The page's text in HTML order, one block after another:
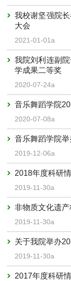
我校谢坚强院
大会
2021-01-01a
我院刘利连副
学成果二等奖
2020-07-24a
音乐舞蹈学院
2020-07-08a
音乐舞蹈学院
2019-12-06a
2018年度科研
2019-11-30a
非物质文化遗
2019-11-30a
关于我院举办
2019-11-30a
2017年度科研